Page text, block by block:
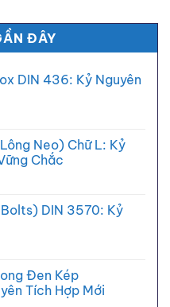
ĐÂY
DIN 436: Kỷ Nguyên
Đen
Inox
Neo) Chữ L: Kỷ
Chắc
Lông
Chữ
Kỷ
DIN 3570: Kỷ
Lông
Chữ
Đen Kép
Tích Hợp Mới